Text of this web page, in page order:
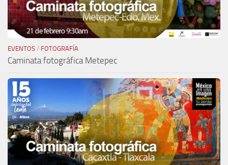
EVENTOS / FOTOGRAFÍA
Caminata fotográfica Metepec